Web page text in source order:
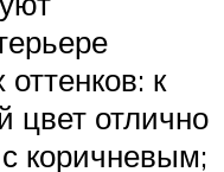
к
цвет отлично
коричневым;